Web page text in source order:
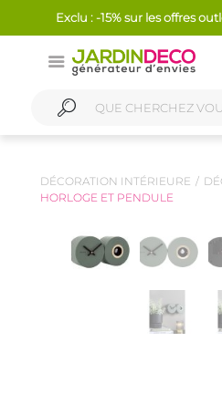
Exclu : -15% sur les offres
DÉCORATION INTÉRIEURE
HORLOGE ET PENDULE